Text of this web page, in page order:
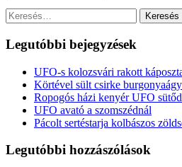
Keresés:
Legutóbbi bejegyzések
UFO-s kolozsvári rakott
Körtével sült csirke
Ropogós házi kenyér UFO
UFO avató a szomszédnál
Pácolt sertéstarja kolbászos
Legutóbbi hozzászólások